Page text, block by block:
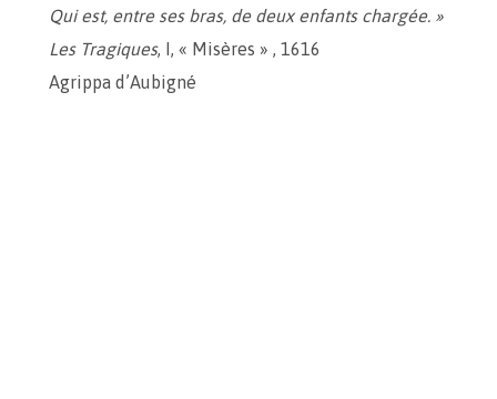
Qui est, entre ses bras, de deux enfants chargée. »
Les Tragiques, I, « Misères » , 1616
Agrippa d’Aubigné